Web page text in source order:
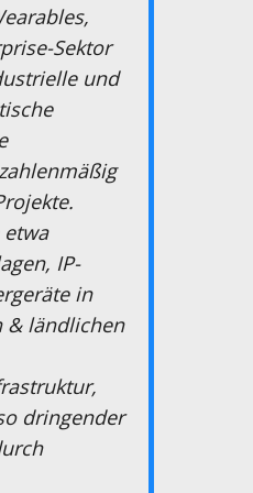
Sektor
und
IP-
in
& ländlichen
dringender